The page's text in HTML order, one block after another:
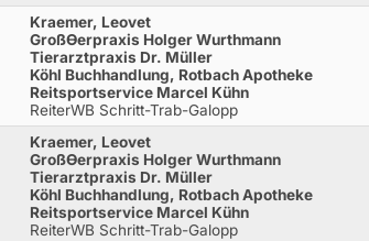
Kraemer, Leovet
GroßƟerpraxis Holger Wurthmann
Tierarztpraxis Dr. Müller
Köhl Buchhandlung, Rotbach Apotheke
Reitsportservice Marcel Kühn
ReiterWB Schritt-Trab-Galopp
Kraemer, Leovet
GroßƟerpraxis Holger Wurthmann
Tierarztpraxis Dr. Müller
Köhl Buchhandlung, Rotbach Apotheke
Reitsportservice Marcel Kühn
ReiterWB Schritt-Trab-Galopp